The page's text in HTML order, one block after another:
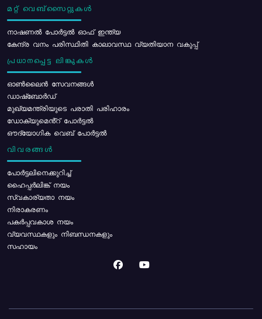
മറ്റ് വെബ്സൈറ്റുകൾ
നാഷണൽ പോർട്ടൽ ഓഫ് ഇന്ത്യ
കേന്ദ്ര വനം പരിസ്ഥിതി കാലാവസ്ഥ വ്യതിയാന വകുപ്പ്
പ്രധാനപ്പെട്ട ലിങ്കുകൾ
ഓൺലൈൻ സേവനങ്ങൾ
ഡാഷ്ബോർഡ്
മുഖ്യമന്ത്രിയുടെ പരാതി പരിഹാരം
ഡോക്യുമെൻ്റ് പോർട്ടൽ
ഔദ്യോഗിക വെബ് പോർട്ടൽ
വിവരങ്ങൾ
പോര്‍ട്ടലിനെക്കുറിച്ച്
ഹൈപ്പർലിങ്ക് നയം
സ്വകാര്യതാ നയം
നിരാകരണം
പകർപ്പവകാശ നയം
വ്യവസ്ഥകളും നിബന്ധനകളും
സഹായം